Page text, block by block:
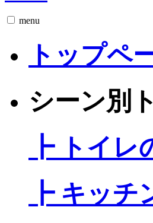
menu
トップペ
シーン別
┣ トイレ
┣ キッチ